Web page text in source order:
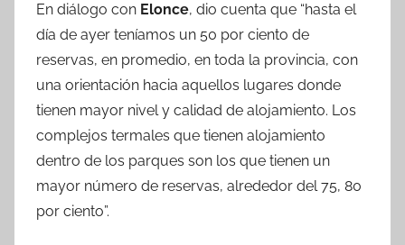
En diálogo con Elonce, dio cuenta que “hasta el
día de ayer teníamos un 50 por ciento de
reservas, en promedio, en toda la provincia, con
una orientación hacia aquellos lugares donde
tienen mayor nivel y calidad de alojamiento. Los
complejos termales que tienen alojamiento
dentro de los parques son los que tienen un
mayor número de reservas, alrededor del 75, 80
por ciento”.